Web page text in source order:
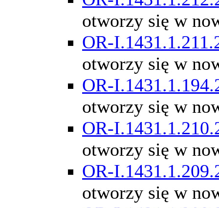
otworzy się w
OR-
otworzy się w
OR-
otworzy się w
OR-
otworzy się w
OR-
otworzy się w